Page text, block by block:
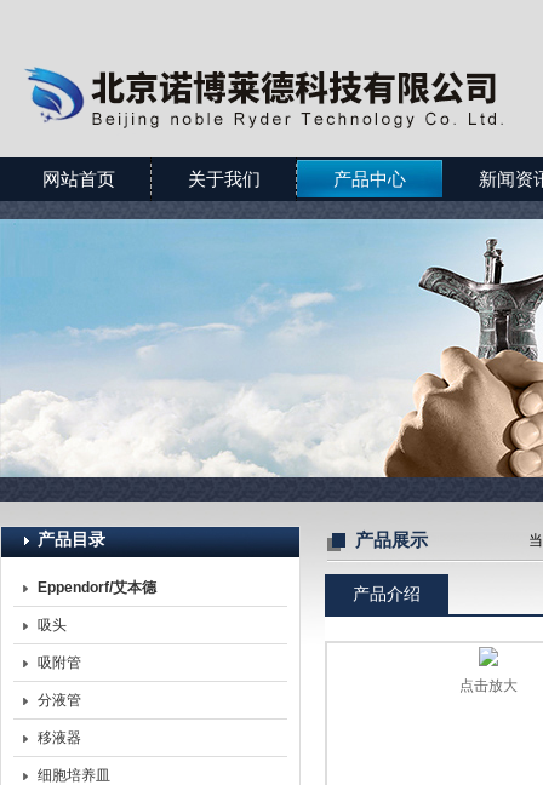
北京诺博莱德科技有限公司
网站首页 关于我们 产品中心 新闻资
产品目录
Eppendorf/艾本德
吸头
吸附管
分液管
移液器
细胞培养皿
产品展示
产品介绍
点击放大